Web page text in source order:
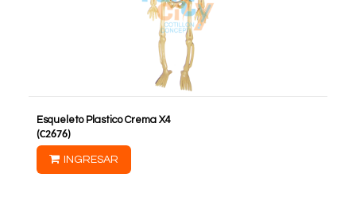
Esqueleto Plastico Crema X4
(C2676)
INGRESAR